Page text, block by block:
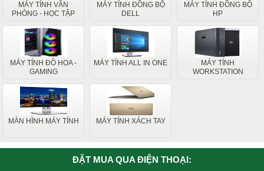
MÁY TÍNH VĂN
PHÒNG - HỌC TẬP
MÁY TÍNH ĐỒNG BỘ
DELL
MÁY TÍNH ĐỒNG BỘ
HP
MÁY TÍNH ĐỒ HỌA -
GAMING
MÁY TÍNH ALL IN ONE
MÁY TÍNH
WORKSTATION
MÀN HÌNH MÁY TÍNH MÁY TÍNH XÁCH TAY
ĐẶT MUA QUA ĐIỆN THOẠI: